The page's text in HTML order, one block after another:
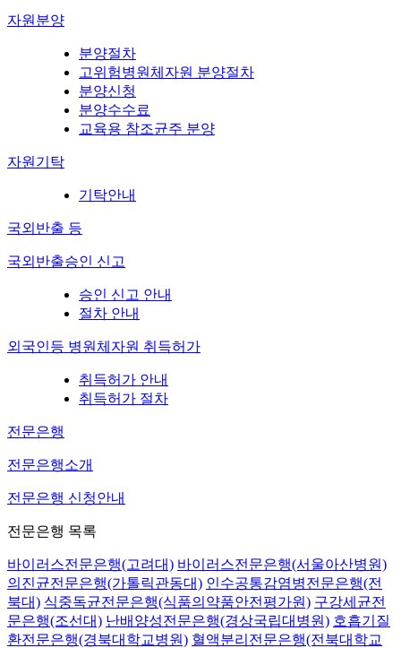
자원분양
분양절차
고위험병원체자원 분양절차
분양신청
분양수수료
교육용 참조균주 분양
자원기탁
기탁안내
국외반출 등
국외반출승인 신고
승인 신고 안내
절차 안내
외국인등 병원체자원 취득허가
취득허가 안내
취득허가 절차
전문은행
전문은행소개
전문은행 신청안내
전문은행 목록
바이러스전문은행(고려대) 바이러스전문은행(서울아산병원)
의진균전문은행(가톨릭관동대) 인수공통감염병전문은행(전
북대) 식중독균전문은행(식품의약품안전평가원) 구강세균전
문은행(조선대) 난배양성전문은행(경상국립대병원) 호흡기질
환전문은행(경북대학교병원) 혈액분리전문은행(전북대학교